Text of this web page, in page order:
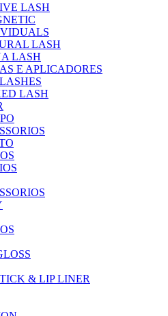
LASH
LASH
LASH
E APLICADORES
LASH
& LIP LINER